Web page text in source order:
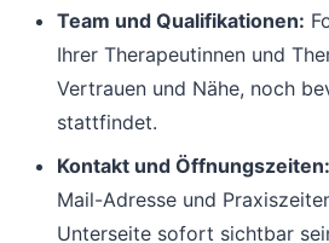
Team und Qualifikationen:
Ihrer Therapeutinnen und
Vertrauen und Nähe, noch
stattfindet.
Kontakt und Öffnungszeiten:
Mail-Adresse und
Unterseite sofort sichtbar